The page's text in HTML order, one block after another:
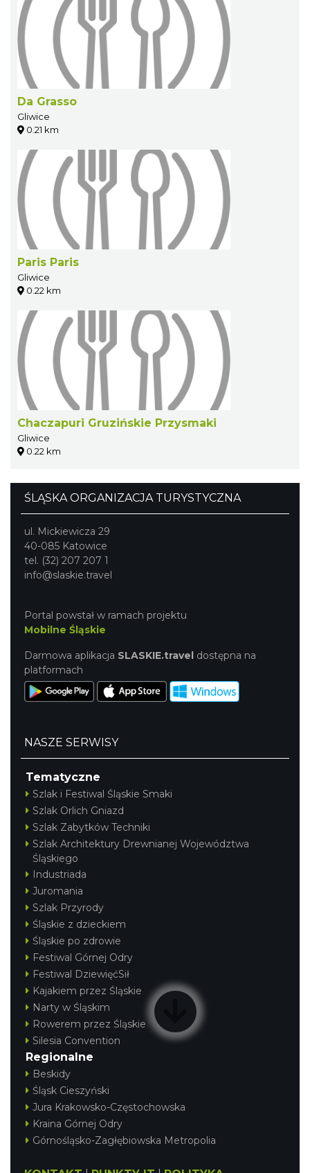
Da Grasso
Gliwice
0.21 km
Paris Paris
Gliwice
0.22 km
Chaczapuri Gruzińskie Przysmaki
Gliwice
0.22 km
ŚLĄSKA ORGANIZACJA TURYSTYCZNA
ul. Mickiewicza 29
40-085 Katowice
tel. (32) 207 207 1
info@slaskie.travel
Portal powstał w ramach projektu
Mobilne Śląskie
Darmowa aplikacja SLASKIE.travel dostępna na
platformach
NASZE SERWISY
Tematyczne
Szlak i Festiwal Śląskie Smaki
Szlak Orlich Gniazd
Szlak Zabytków Techniki
Szlak Architektury Drewnianej Województwa
Śląskiego
Industriada
Juromania
Szlak Przyrody
Śląskie z dzieckiem
Śląskie po zdrowie
Festiwal Górnej Odry
Festiwal DziewięćSił
Kajakiem przez Śląskie
Narty w Śląskim
Rowerem przez Śląskie
Silesia Convention
Regionalne
Beskidy
Śląsk Cieszyński
Jura Krakowsko-Częstochowska
Kraina Górnej Odry
Górnośląsko-Zagłębiowska Metropolia